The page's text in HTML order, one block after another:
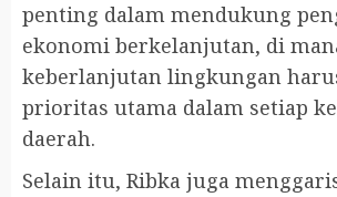
penting dalam mendukung
ekonomi berkelanjutan, di
keberlanjutan lingkungan
prioritas utama dalam setiap
daerah.
Selain itu, Ribka juga